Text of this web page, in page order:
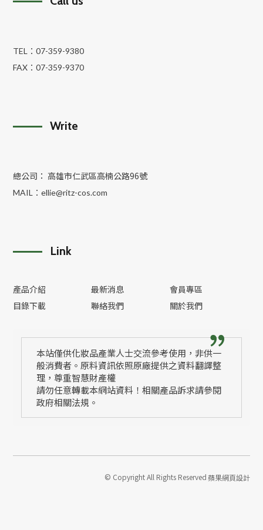
TEL：07-359-9380
FAX：07-359-9370
Write
總公司： 高雄市仁武區高楠公路96號
MAIL：ellie@ritz-cos.com
Link
產品介紹 最新消息
會員專區
目錄下載
聯絡我們 關於我們
本站僅供化妝品產業人士交流參考使用，非供一
般消費者。原料資訊依照原廠提供之資料翻譯整
理，尊重智慧財產權
請勿任意轉載本網站資料！相關產品訴求請參閱
政府相關法規。
© Copyright All Rights Reserved蘋果網頁設計